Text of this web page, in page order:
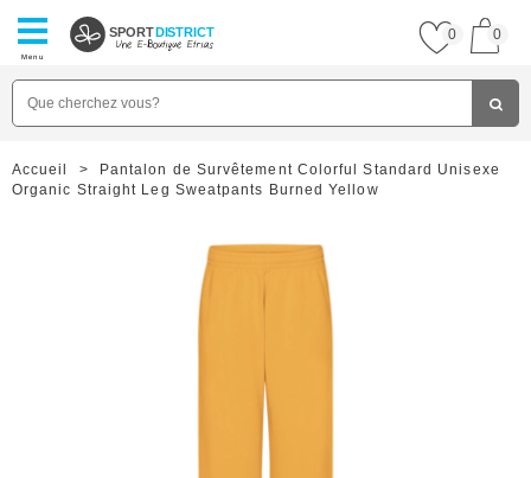
Menu
SPORTDISTRICT 0 0
Accueil >
Pantalon de Survêtement Colorful Standard Unisexe
Organic Straight Leg Sweatpants Burned Yellow